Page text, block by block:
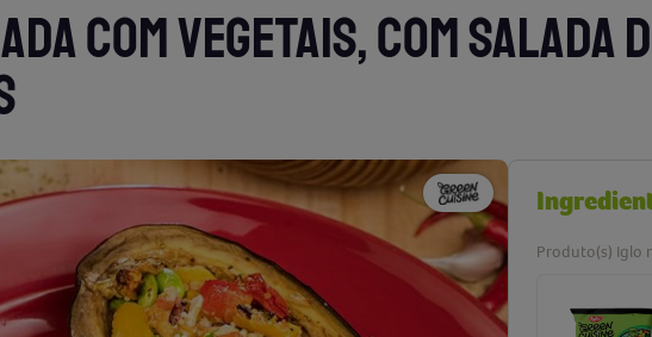
COM VEGETAIS, COM SALADA
Produto(s) Iglo